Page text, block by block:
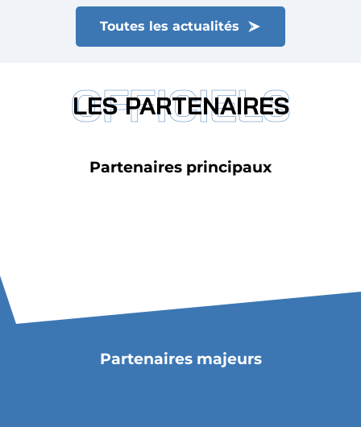
Toutes les actualités
OFFICIELS
LES PARTENAIRES
Partenaires principaux
Partenaires majeurs